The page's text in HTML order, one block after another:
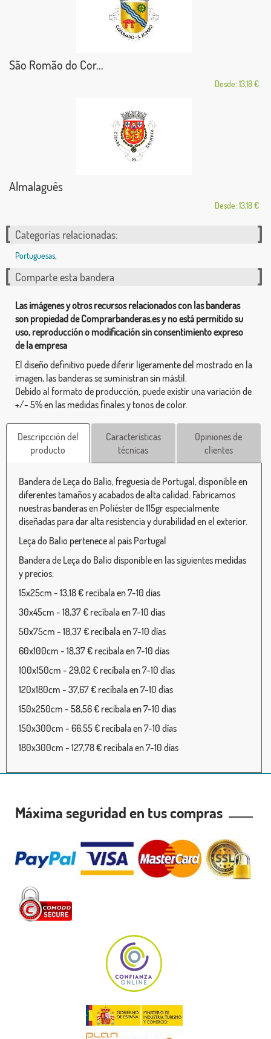
São Romão do Cor...
Desde: 13,18 €
Almalaguês
Desde: 13,18 €
Categorías relacionadas:
Portuguesas,
Comparte esta bandera
Las imágenes y otros recursos relacionados con las banderas
son propiedad de Comprarbanderas.es y no está permitido su
uso, reproducción o modificación sin consentimiento expreso
de la empresa
El diseño definitivo puede diferir ligeramente del mostrado en la
imagen, las banderas se suministran sin mástil.
Debido al formato de producción, puede existir una variación de
+/- 5% en las medidas finales y tonos de color.
Descripcción del
producto
Características
técnicas
Opiniones de
clientes
Bandera de Leça do Balio, freguesia de Portugal, disponible en
diferentes tamaños y acabados de alta calidad. Fabricamos
nuestras banderas en Poliéster de 115gr especialmente
diseñadas para dar alta resistencia y durabilidad en el exterior.
Leça do Balio pertenece al país Portugal
Bandera de Leça do Balio disponible en las siguientes medidas
y precios:
15x25cm - 13,18 € recíbala en 7-10 días
30x45cm - 18,37 € recíbala en 7-10 días
50x75cm - 18,37 € recíbala en 7-10 días
60x100cm - 18,37 € recíbala en 7-10 días
100x150cm - 29,02 € recíbala en 7-10 días
120x180cm - 37,67 € recíbala en 7-10 días
150x250cm - 58,56 € recíbala en 7-10 días
150x300cm - 66,55 € recíbala en 7-10 días
180x300cm - 127,78 € recíbala en 7-10 días
Máxima seguridad en tus compras